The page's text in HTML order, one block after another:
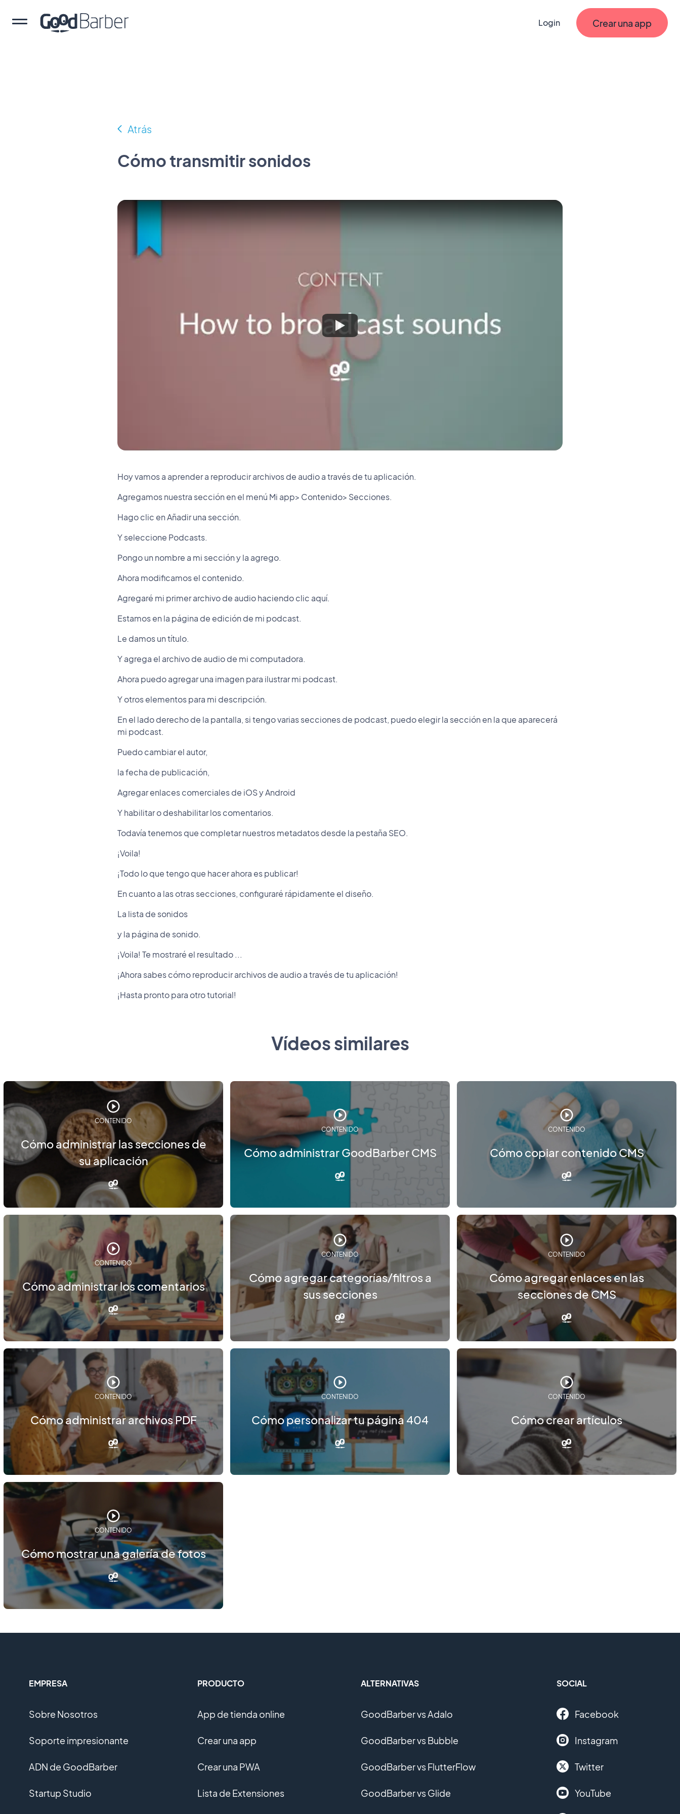
Login Crear una app
Atrás
Cómo transmitir sonidos
Hoy vamos a aprender a reproducir archivos de audio a través de tu aplicación.
Agregamos nuestra sección en el menú Mi app> Contenido> Secciones.
Hago clic en Añadir una sección.
Y seleccione Podcasts.
Pongo un nombre a mi sección y la agrego.
Ahora modificamos el contenido.
Agregaré mi primer archivo de audio haciendo clic aquí.
Estamos en la página de edición de mi podcast.
Le damos un título.
Y agrega el archivo de audio de mi computadora.
Ahora puedo agregar una imagen para ilustrar mi podcast.
Y otros elementos para mi descripción.
En el lado derecho de la pantalla, si tengo varias secciones de podcast, puedo elegir la sección en la que aparecerá
mi podcast.
Puedo cambiar el autor,
la fecha de publicación,
Agregar enlaces comerciales de iOS y Android
Y habilitar o deshabilitar los comentarios.
Todavía tenemos que completar nuestros metadatos desde la pestaña SEO.
¡Voila!
¡Todo lo que tengo que hacer ahora es publicar!
En cuanto a las otras secciones, configuraré rápidamente el diseño.
La lista de sonidos
y la página de sonido.
¡Voila! Te mostraré el resultado ...
¡Ahora sabes cómo reproducir archivos de audio a través de tu aplicación!
¡Hasta pronto para otro tutorial!
Vídeos similares
CONTENIDO
Cómo administrar las secciones de
su aplicación
CONTENIDO
Cómo administrar GoodBarber CMS
CONTENIDO
Cómo copiar contenido CMS
CONTENIDO
Cómo administrar los comentarios
CONTENIDO
Cómo agregar categorías/filtros a
sus secciones
CONTENIDO
Cómo agregar enlaces en las
secciones de CMS
CONTENIDO
Cómo administrar archivos PDF
CONTENIDO
Cómo personalizar tu página 404
CONTENIDO
Cómo crear artículos
CONTENIDO
Cómo mostrar una galería de fotos
EMPRESA
Sobre Nosotros
Soporte impresionante
ADN de GoodBarber
Startup Studio
PRODUCTO
App de tienda online
Crear una app
Crear una PWA
Lista de Extensiones
ALTERNATIVAS
GoodBarber vs Adalo
GoodBarber vs Bubble
GoodBarber vs FlutterFlow
GoodBarber vs Glide
SOCIAL
Facebook
Instagram
Twitter
YouTube